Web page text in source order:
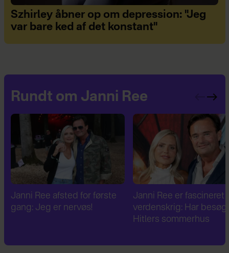
Szhirley åbner op om depression: "Jeg
var bare ked af det konstant"
Rundt om Janni Ree
Janni Ree er fascineret af 2.
verdenskrig: Har besøgt
Janni Ree bryder
tavsheden: "Det er
fuldstændig absurd"